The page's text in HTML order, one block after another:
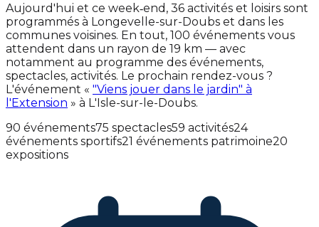
Aujourd'hui et ce week‑end, 36 activités et loisirs sont
programmés à Longevelle-sur-Doubs et dans les
communes voisines. En tout, 100 événements vous
attendent dans un rayon de 19 km — avec
notamment au programme des événements,
spectacles, activités. Le prochain rendez-vous ?
L'événement « "Viens jouer dans le jardin" à
l'Extension » à L'Isle-sur-le-Doubs.
90 événements75 spectacles59 activités24
événements sportifs21 événements patrimoine20
expositions